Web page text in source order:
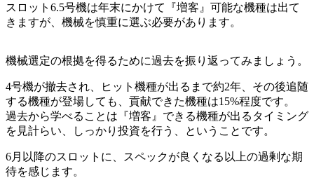
スロット6.5号機は年末にかけて『増客』可能な機種は出て
きますが、機械を慎重に選ぶ必要があります。
機械選定の根拠を得るために過去を振り返ってみましょう。
4号機が撤去され、ヒット機種が出るまで約2年、その後追随
する機種が登場しても、貢献できた機種は15%程度です。
過去から学べることは『増客』できる機種が出るタイミング
を見計らい、しっかり投資を行う、ということです。
6月以降のスロットに、スペックが良くなる以上の過剰な期
待を感じます。